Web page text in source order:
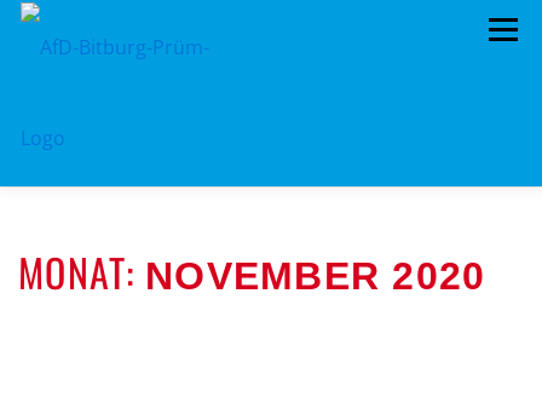
Zum
Inhalt
Menü
TERMINE KREISTAG AFD IM KREISTAG
MONAT: NOVEMBER 2020